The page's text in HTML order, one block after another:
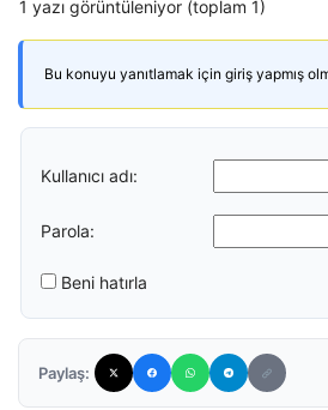
1 yazı görüntüleniyor (toplam 1)
Bu konuyu yanıtlamak için giriş yapmış
Kullanıcı adı:
Parola:
Beni hatırla
Paylaş: